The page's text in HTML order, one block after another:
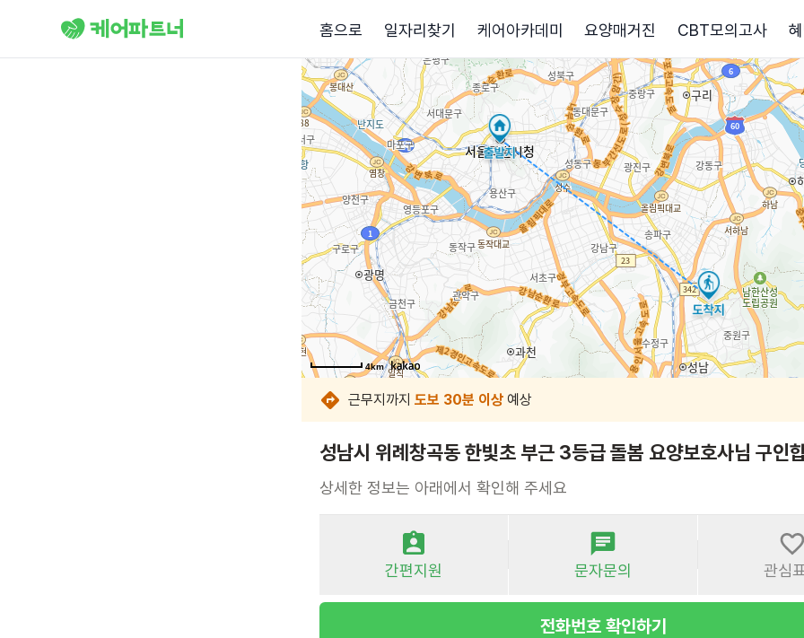
홈으로 일자리찾기 케어아카데미 요양매거진 CBT모의고사
4km
4km
4km
4km
4km
4km
4km
4km
근무지까지 도보 30분 이상 예상
성남시 위례창곡동 한빛초 부근 3등급 돌봄 요양보호사님 구인
상세한 정보는 아래에서 확인해 주세요
간편지원 문자문의 관심
전화번호 확인하기